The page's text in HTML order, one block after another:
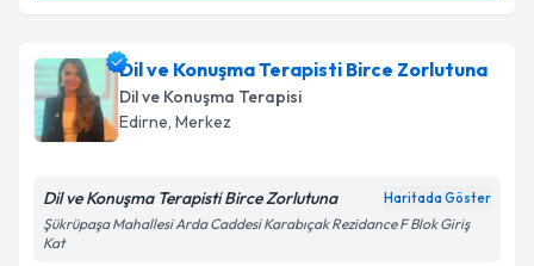
bu uzmandan randevu almanız için bir takvim
hazırlandığında e-posta ile bilgilendireceğiz.
E-posta Adresiniz
Dil ve Konuşma Terapisti Birce Zorlutuna
Dil ve Konuşma Terapisi
Edirne, Merkez
Dil ve Konuşma Terapisti Birce Zorlutuna Haritada Göster
Şükrüpaşa Mahallesi Arda Caddesi Karabıçak Rezidance F Blok Giriş
Kat